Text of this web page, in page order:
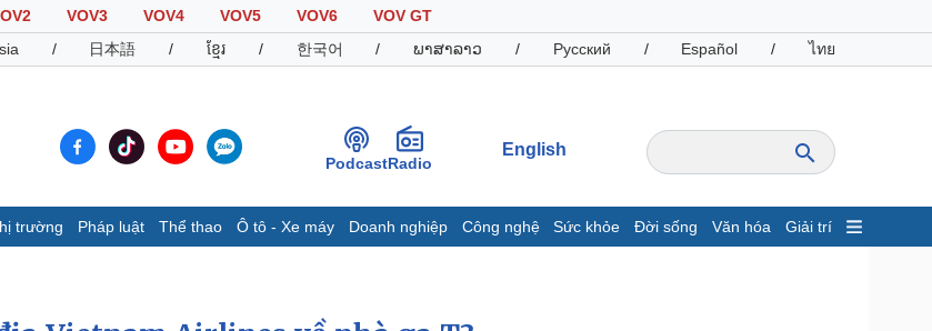
VOV3 VOV4 VOV5 VOV6
VOV GT
/ 日本語 / ខ្មែរ / 한국어 / ພາສາລາວ / Русский / Español / ไทย
PodcastRadio
English
trường Pháp luật Thể thao Ô tô - Xe máy Doanh nghiệp Công nghệ Sức khỏe Đời sống Văn hóa Giải trí
sống đó đây
Ảnh
Khởi nghiệp